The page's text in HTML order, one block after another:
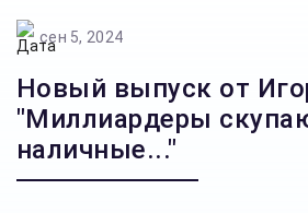
сен 5, 2024
Новый выпуск от
"Миллиардеры
наличные..."